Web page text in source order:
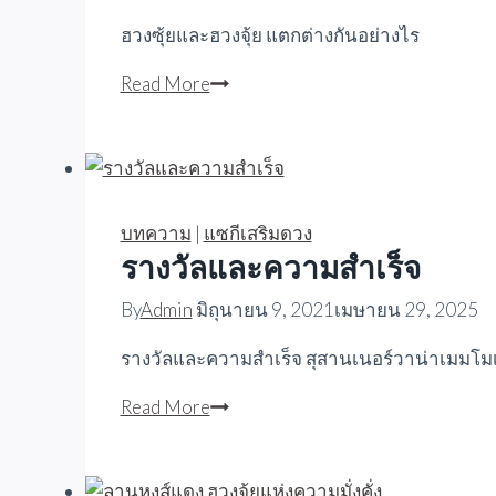
สำหรับ
ฮวงซุ้ย
ฮวงซุ้ยและฮวงจุ้ย แตกต่างกันอย่างไร
Read Moreฮวงซุ้ย
วง
แตก
ต่าง
อย่างไร
บทความ | แซกีเสริมดวง
รางวัลและความสำเร็จ
ByAdmin มิถุนายน 9, 2021 เมษายน 29, 2025
รางวัลและความสำเร็จ สุสานเนอร์วาน่าเมมโ
Read Moreรางวัล